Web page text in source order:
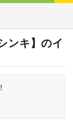
ンキ】のイ